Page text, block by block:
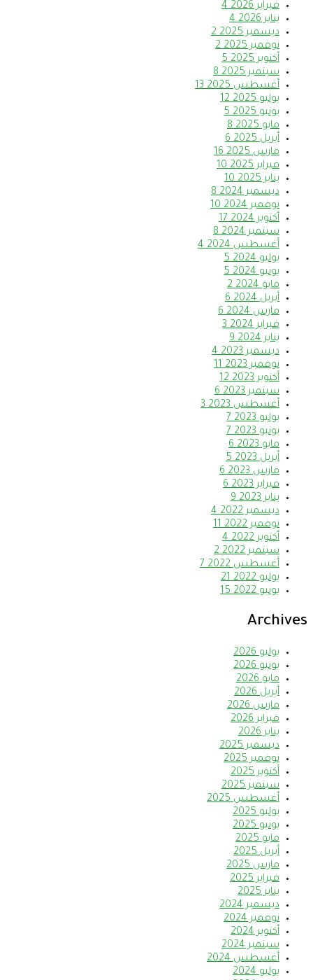
فبراير 2026
4
يناير 2026
4
ديسمبر 2025
2
نوفمبر 2025
2
أكتوبر 2025
5
سبتمبر 2025
8
أغسطس 2025
13
يوليو 2025
12
يونيو 2025
5
مايو 2025
8
أبريل 2025
6
مارس 2025
16
فبراير 2025
10
يناير 2025
10
ديسمبر 2024
8
نوفمبر 2024
10
أكتوبر 2024
17
سبتمبر 2024
8
أغسطس 2024
4
يوليو 2024
5
يونيو 2024
5
مايو 2024
2
أبريل 2024
6
مارس 2024
6
فبراير 2024
3
يناير 2024
9
ديسمبر 2023
4
نوفمبر 2023
11
أكتوبر 2023
12
سبتمبر 2023
6
أغسطس 2023
3
يوليو 2023
7
يونيو 2023
7
مايو 2023
6
أبريل 2023
5
مارس 2023
6
فبراير 2023
6
يناير 2023
9
ديسمبر 2022
4
نوفمبر 2022
11
أكتوبر 2022
4
سبتمبر 2022
2
أغسطس 2022
7
يوليو 2022
21
يونيو 2022
15
Archives
يوليو 2026
يونيو 2026
مايو 2026
أبريل 2026
مارس 2026
فبراير 2026
يناير 2026
ديسمبر 2025
نوفمبر 2025
أكتوبر 2025
سبتمبر 2025
أغسطس 2025
يوليو 2025
يونيو 2025
مايو 2025
أبريل 2025
مارس 2025
فبراير 2025
يناير 2025
ديسمبر 2024
نوفمبر 2024
أكتوبر 2024
سبتمبر 2024
أغسطس 2024
يوليو 2024